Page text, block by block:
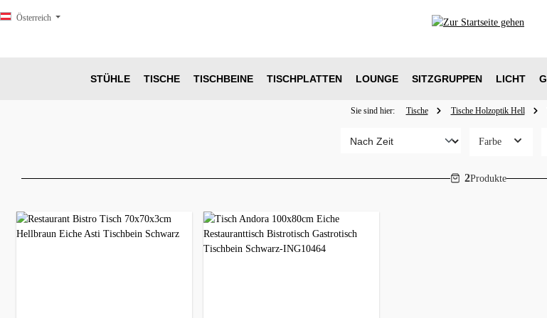
Zur Hauptnavigation springen
Österreich
STÜHLE TISCHE TISCHBEINE TISCHPLATTEN LOUNGE SITZGRUPPEN LICHT
Sie sind hier: Tische Tische Holzoptik Hell
Farbe
2Produkte